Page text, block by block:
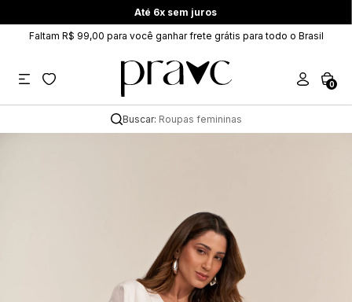
Até 6x sem juros
Faltam R$ 99,00 para você ganhar frete grátis para todo o Brasil
0
Buscar: Roupas femininas